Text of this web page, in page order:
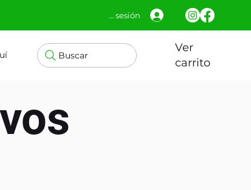
Buscar
Ver
carrito
Iniciar sesión